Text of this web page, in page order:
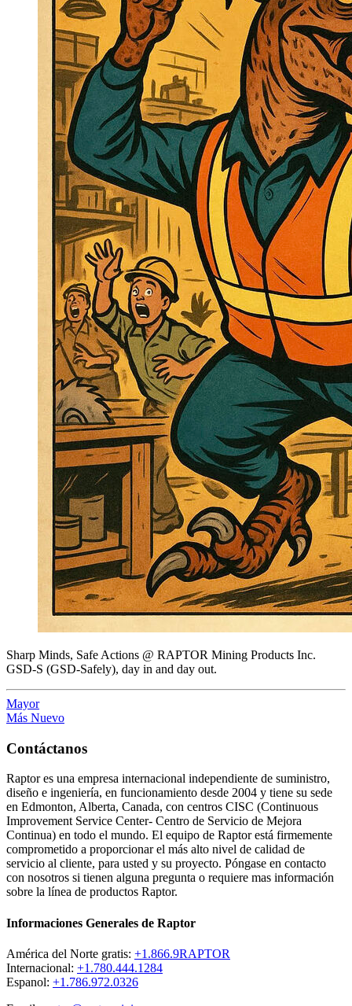
Sharp Minds, Safe Actions @ RAPTOR Mining Products Inc.
GSD-S (GSD-Safely), day in and day out.
Mayor
Más Nuevo
Contáctanos
Raptor es una empresa internacional independiente de suministro,
diseño e ingeniería, en funcionamiento desde 2004 y tiene su sede
en Edmonton, Alberta, Canada, con centros CISC (Continuous
Improvement Service Center- Centro de Servicio de Mejora
Continua) en todo el mundo. El equipo de Raptor está firmemente
comprometido a proporcionar el más alto nivel de calidad de
servicio al cliente, para usted y su proyecto. Póngase en contacto
con nosotros si tienen alguna pregunta o requiere mas información
sobre la línea de productos Raptor.
Informaciones Generales de Raptor
América del Norte gratis: +1.866.9RAPTOR
Internacional: +1.780.444.1284
Espanol: +1.786.972.0326